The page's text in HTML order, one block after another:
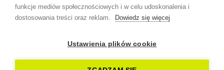
funkcje mediów społecznościowych i w celu udoskonalenia i
dostosowania treści oraz reklam.
Dowiedz się więcej
Ustawienia plików cookie
Blog